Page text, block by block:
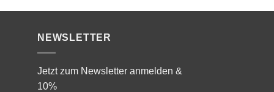
NEWSLETTER
Jetzt zum Newsletter anmelden &
10%